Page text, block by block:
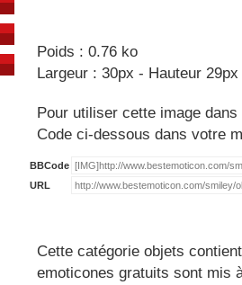
Poids : 0.76 ko
Largeur : 30px - Hauteur 29px
Pour utiliser cette image
Code ci-dessous dans votre
BBCode
URL
Cette catégorie objets
emoticones gratuits sont mis